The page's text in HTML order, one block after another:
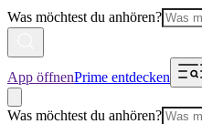
Was möchtest du anhören?
App öffnenPrime entdecken
Was möchtest du anhören?